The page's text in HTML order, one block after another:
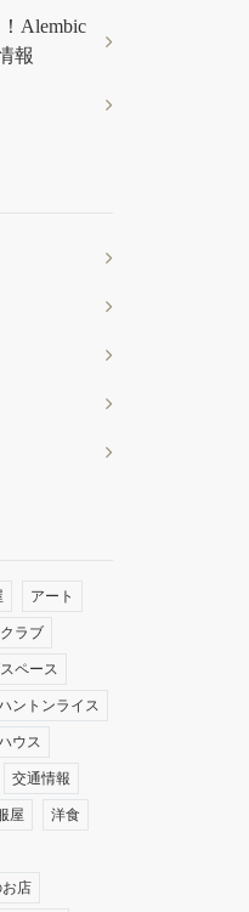
Alembic
報
アート
クラブ
ペース
ントンライス
ウス
交通情報
屋 洋食
店